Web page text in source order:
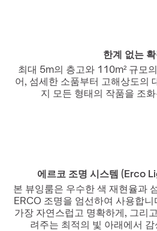
한계 없는
최대 5m의 층고와 110m² 규모
어, 섬세한 소품부터 고해상도의
지 모든 형태의 작품을 조
에르코 조명 시스템 (Erco
본 뷰잉룸은 우수한 색 재현율과
ERCO 조명을 엄선하여 사용합
가장 자연스럽고 명확하게, 그리
려주는 최적의 빛 아래에서